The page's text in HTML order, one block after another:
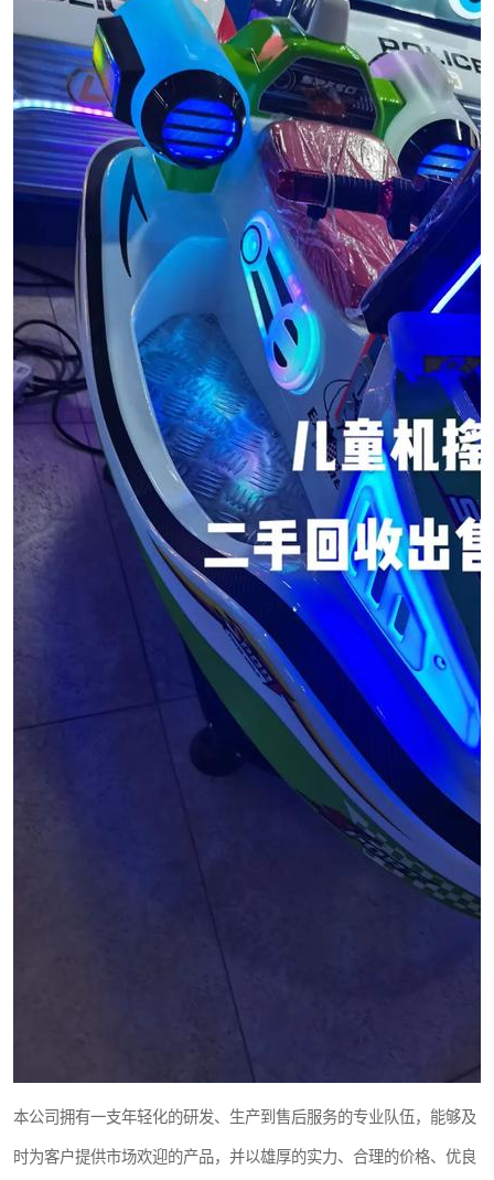
本公司拥有一支年轻化的研发、生产到售后服务的专业队伍，能够及
时为客户提供市场欢迎的产品，并以雄厚的实力、合理的价格、优良